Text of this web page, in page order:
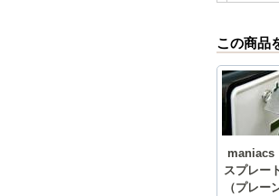
この商品
maniacs
スプレー
（プレー